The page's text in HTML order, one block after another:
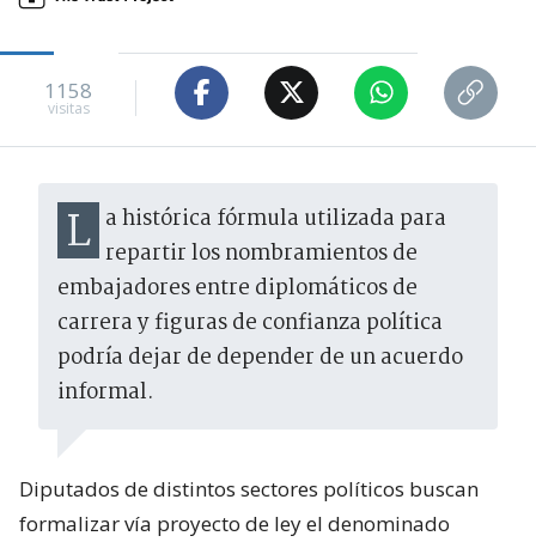
1158
visitas
La histórica fórmula utilizada para repartir los nombramientos de
embajadores entre diplomáticos de
carrera y figuras de confianza política
podría dejar de depender de un acuerdo
informal.
Diputados de distintos sectores políticos buscan
formalizar vía proyecto de ley el denominado